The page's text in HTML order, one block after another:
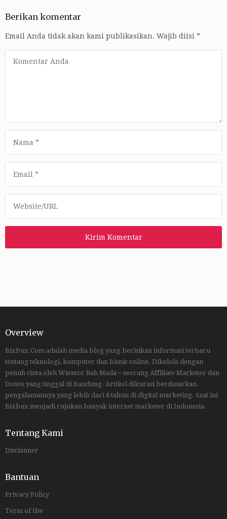
Berikan komentar
Email Anda tidak akan kami publikasikan. Wajib diisi *
Overview
BixBux.Com adalah media blog yang berisikan informasi terbaru
tentang teknologi, komputer dan bisnis online. Dikelola dengan
penuh cinta oleh Wientor Rah Mada ~ seorang Affiliate Marketer dan
Dosen yang tinggal di Bandung. Artikel dikurasi berdasarkan
pengalamannya yang lebih dari 8 tahun di digital marketing. Saat ini
Bixbux menjadi rujukan banyak internet marketer di Indonesia.
Tentang Kami
Disclaimer
Bantuan
Privacy Policy
Term of Use